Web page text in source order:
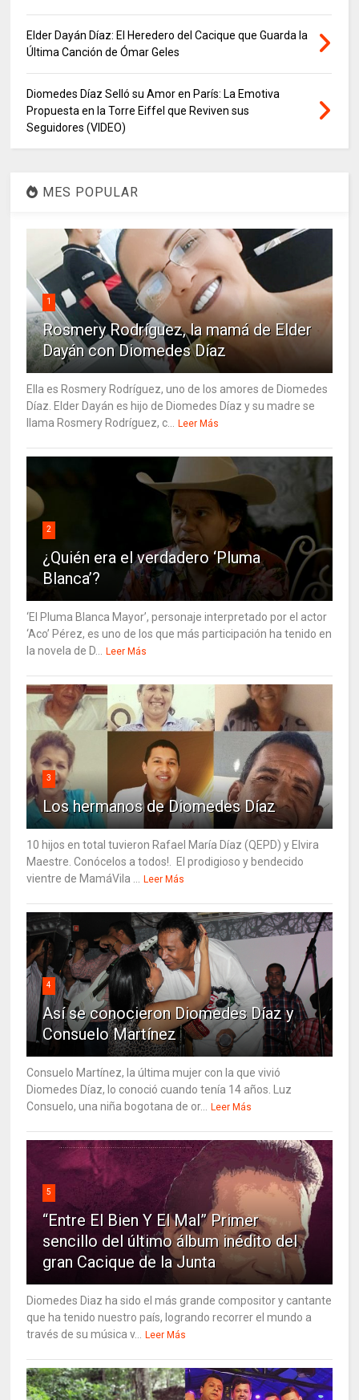
Elder Dayán Díaz: El Heredero del Cacique que Guarda la
Última Canción de Ómar Geles
Diomedes Díaz Selló su Amor en París: La Emotiva
Propuesta en la Torre Eiffel que Reviven sus
Seguidores (VIDEO)
MES POPULAR
1
Rosmery Rodríguez, la mamá de Elder
Dayán con Diomedes Díaz
Ella es Rosmery Rodríguez, uno de los amores de Diomedes
Díaz. Elder Dayán es hijo de Diomedes Díaz y su madre se
llama Rosmery Rodríguez, c...
Leer Más
2
¿Quién era el verdadero ‘Pluma
Blanca’?
‘El Pluma Blanca Mayor’, personaje interpretado por el actor
‘Aco’ Pérez, es uno de los que más participación ha tenido en
la novela de D...
Leer Más
3
Los hermanos de Diomedes Díaz
10 hijos en total tuvieron Rafael María Díaz (QEPD) y Elvira
Maestre. Conócelos a todos!. El prodigioso y bendecido
vientre de MamáVila ...
Leer Más
4
Así se conocieron Diomedes Díaz y
Consuelo Martínez
Consuelo Martínez, la última mujer con la que vivió
Diomedes Díaz, lo conoció cuando tenía 14 años. Luz
Consuelo, una niña bogotana de or...
Leer Más
5
“Entre El Bien Y El Mal” Primer
sencillo del último álbum inédito del
gran Cacique de la Junta
Diomedes Diaz ha sido el más grande compositor y cantante
que ha tenido nuestro país, logrando recorrer el mundo a
través de su música v...
Leer Más